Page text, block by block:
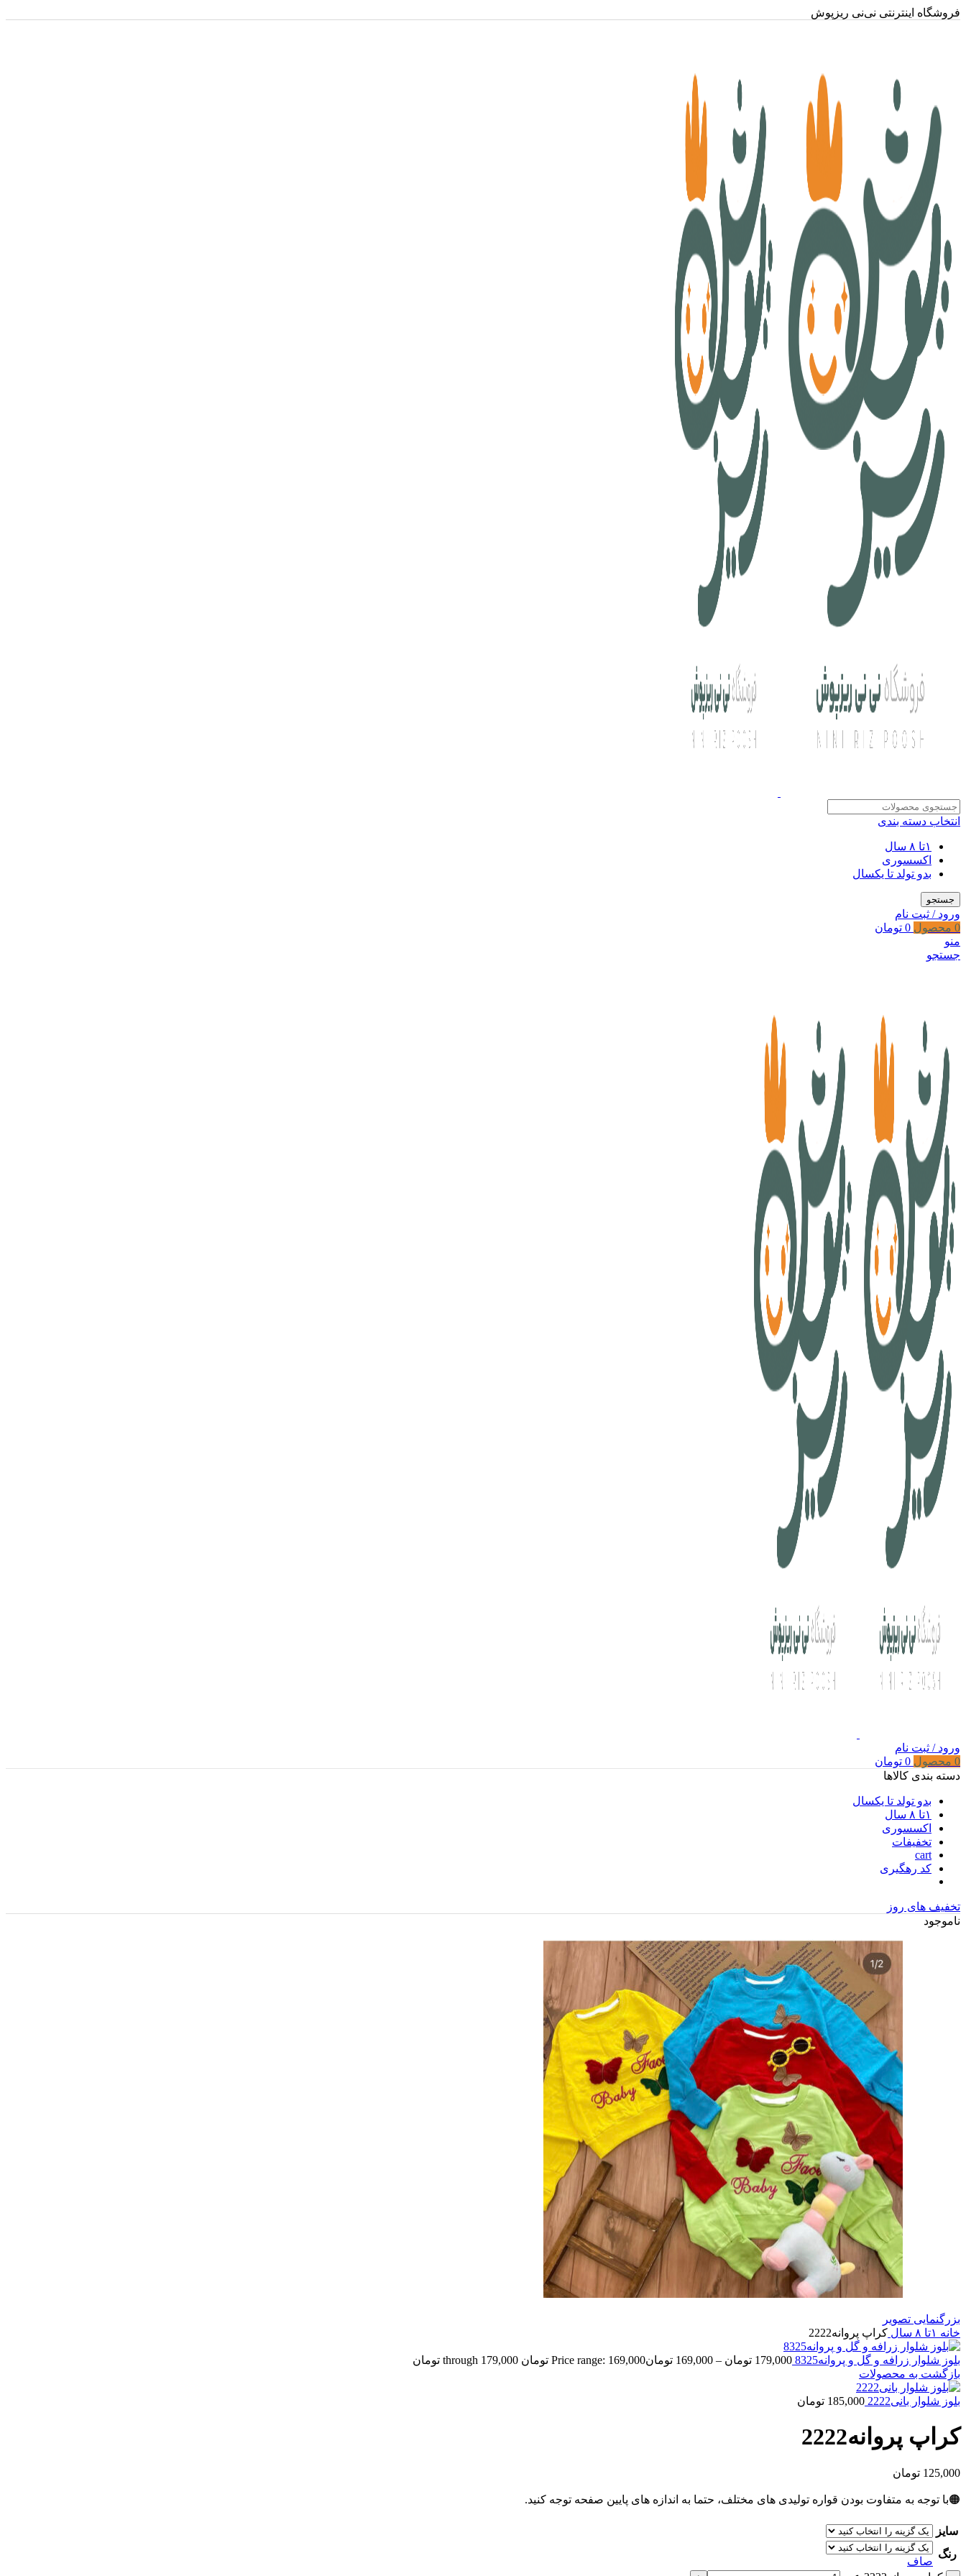
فروشگاه اینترنتی نی‌نی ریزپوش
انتخاب دسته بندی
۱تا ۸ سال
اکسسوری
بدو تولد تا یکسال
جستجو
ورود / ثبت نام
0 محصول 0 تومان
منو
جستجو
ورود / ثبت نام
0 محصول 0 تومان
دسته بندی کالاها
بدو تولد تا یکسال
۱تا ۸ سال
اکسسوری
تخفیفات
cart
کد رهگیری
تخفیف های روز
ناموجود
بزرگنمایی تصویر
خانه ۱تا ۸ سال کراپ پروانه2222
بلوز شلوار زرافه و گل و پروانه8325 179,000 تومان –
169,000 تومانPrice range: 169,000 تومان through 179,000 تومان
بازگشت به محصولات
بلوز شلوار بانی2222 185,000 تومان
کراپ پروانه2222
125,000 تومان
🟠با توجه به متفاوت بودن قواره تولیدی های مختلف، حتما به اندازه های پایین صفحه توجه کنید.
سایز
رنگ
صاف